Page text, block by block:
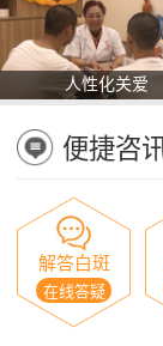
人性化关爱
便捷咨
解答白斑
在线答疑